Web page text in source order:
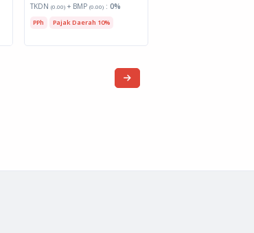
TKDN (0.00)+ BMP (0.00): 0%
PPh Pajak Daerah 10%